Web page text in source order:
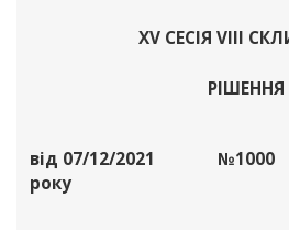
ХV СЕСІЯ VІІІ
РІШЕННЯ
від 07/12/2021
року
№1000